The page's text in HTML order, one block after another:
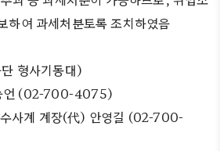
하여 과세처분토록 조치하였음
형사기동대)
언 (02-700-4075)
사계 계장(代) 안영길 (02-700-